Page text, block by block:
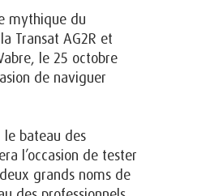
mythique du
Transat AG2R et
le 25 octobre
de naviguer
le bateau des
l’occasion de tester
grands noms de